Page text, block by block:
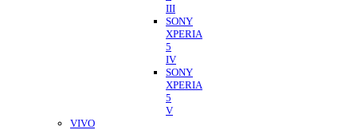
III
SONY
XPERIA
5
IV
SONY
XPERIA
5
V
VIVO